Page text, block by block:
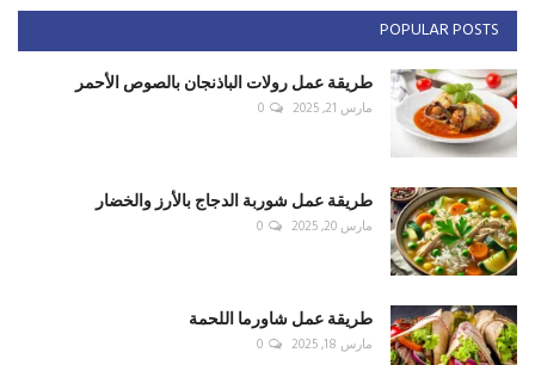
POPULAR POSTS
طريقة عمل رولات الباذنجان بالصوص الأحمر
مارس 21, 2025 0
طريقة عمل شوربة الدجاج بالأرز والخضار
مارس 20, 2025 0
طريقة عمل شاورما اللحمة
مارس 18, 2025 0